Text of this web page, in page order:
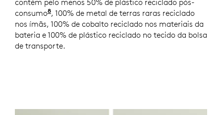
contém pelo menos 50% de plástico reciclado pós-
consumo8Exceto plásticos na montagem de
, 100% de metal de terras raras reciclado
nos ímãs, 100% de cobalto reciclado nos materiais da
bateria e 100% de plástico reciclado no tecido da bolsa
de transporte.